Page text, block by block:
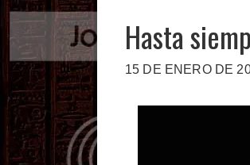
Hasta
15 DE ENERO DE